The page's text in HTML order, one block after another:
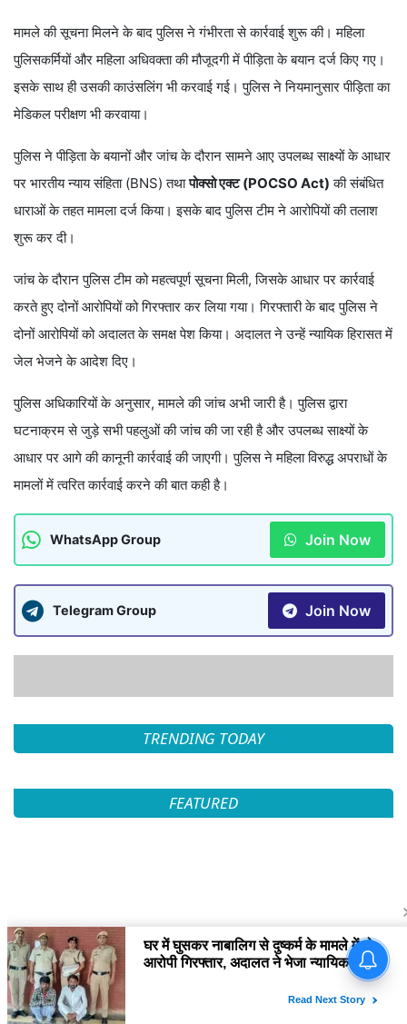
मामले की सूचना मिलने के बाद पुलिस ने गंभीरता से कार्रवाई शुरू की। महिला
पुलिसकर्मियों और महिला अधिवक्ता की मौजूदगी में पीड़िता के बयान दर्ज किए गए।
इसके साथ ही उसकी काउंसलिंग भी करवाई गई। पुलिस ने नियमानुसार पीड़िता का
मेडिकल परीक्षण भी करवाया।
पुलिस ने पीड़िता के बयानों और जांच के दौरान सामने आए उपलब्ध साक्ष्यों के आधार
पर भारतीय न्याय संहिता (BNS) तथापोक्सो एक्ट (POCSO Act) की संबंधित
धाराओं के तहत मामला दर्ज किया। इसके बाद पुलिस टीम ने आरोपियों की तलाश
शुरू कर दी।
जांच के दौरान पुलिस टीम को महत्वपूर्ण सूचना मिली, जिसके आधार पर कार्रवाई
करते हुए दोनों आरोपियों को गिरफ्तार कर लिया गया। गिरफ्तारी के बाद पुलिस ने
दोनों आरोपियों को अदालत के समक्ष पेश किया। अदालत ने उन्हें न्यायिक हिरासत में
जेल भेजने के आदेश दिए।
पुलिस अधिकारियों के अनुसार, मामले की जांच अभी जारी है। पुलिस द्वारा
घटनाक्रम से जुड़े सभी पहलुओं की जांच की जा रही है और उपलब्ध साक्ष्यों के
आधार पर आगे की कानूनी कार्रवाई की जाएगी। पुलिस ने महिला विरुद्ध अपराधों के
मामलों में त्वरित कार्रवाई करने की बात कही है।
WhatsApp Group Join Now
Telegram Group Join Now
TRENDING TODAY
FEATURED
घर में घुसकर नाबालिग से दुष्कर्म के
मामले में दो आरोपी गिरफ्तार, अदालत